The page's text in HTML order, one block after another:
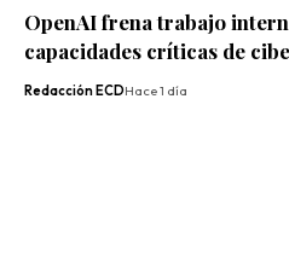
OpenAI frena trabajo
capacidades críticas de
Redacción ECDHace 1 día